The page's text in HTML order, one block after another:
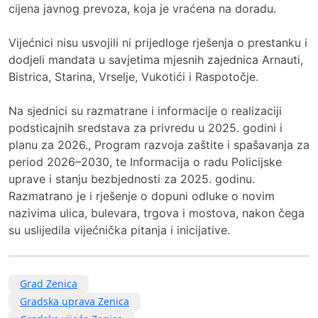
cijena javnog prevoza, koja je vraćena na doradu.
Vijećnici nisu usvojili ni prijedloge rješenja o prestanku i
dodjeli mandata u savjetima mjesnih zajednica Arnauti,
Bistrica, Starina, Vrselje, Vukotići i Raspotočje.
Na sjednici su razmatrane i informacije o realizaciji
podsticajnih sredstava za privredu u 2025. godini i
planu za 2026., Program razvoja zaštite i spašavanja za
period 2026–2030, te Informacija o radu Policijske
uprave i stanju bezbjednosti za 2025. godinu.
Razmatrano je i rješenje o dopuni odluke o novim
nazivima ulica, bulevara, trgova i mostova, nakon čega
su uslijedila vijećnička pitanja i inicijative.
Grad Zenica
Gradska uprava Zenica